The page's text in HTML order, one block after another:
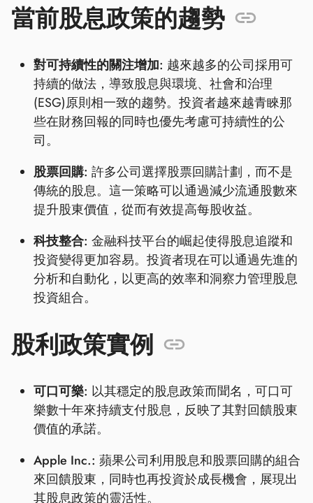
當前股息政策的趨勢
對可持續性的關注增加: 越來越多的公司採用可
持續的做法，導致股息與環境、社會和治理
(ESG)原則相一致的趨勢。投資者越來越青睞那
些在財務回報的同時也優先考慮可持續性的公
司。
股票回購: 許多公司選擇股票回購計劃，而不是
傳統的股息。這一策略可以通過減少流通股數來
提升股東價值，從而有效提高每股收益。
科技整合: 金融科技平台的崛起使得股息追蹤和
投資變得更加容易。投資者現在可以通過先進的
分析和自動化，以更高的效率和洞察力管理股息
投資組合。
股利政策實例
可口可樂: 以其穩定的股息政策而聞名，可口可
樂數十年來持續支付股息，反映了其對回饋股東
價值的承諾。
Apple Inc.: 蘋果公司利用股息和股票回購的組合
來回饋股東，同時也再投資於成長機會，展現出
其股息政策的靈活性。